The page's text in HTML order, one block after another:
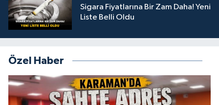
Sigara Fiyatlarına Bir Zam Daha! Yeni
Liste Belli Oldu
Özel Haber